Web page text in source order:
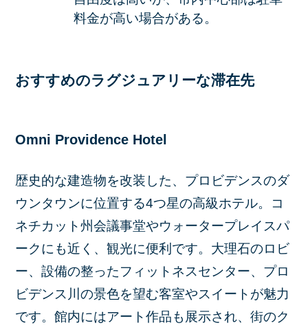
料金が高い場合がある。
おすすめのラグジュアリーな滞在先
Omni Providence Hotel
歴史的な建造物を改装した、プロビデンスのダ
ウンタウンに位置する4つ星の高級ホテル。コ
ネチカット州会議事堂やウォータープレイスパ
ークにも近く、観光に便利です。大理石のロビ
ー、設備の整ったフィットネスセンター、プロ
ビデンス川の景色を望む客室やスイートが魅力
です。館内にはアート作品も展示され、街のク